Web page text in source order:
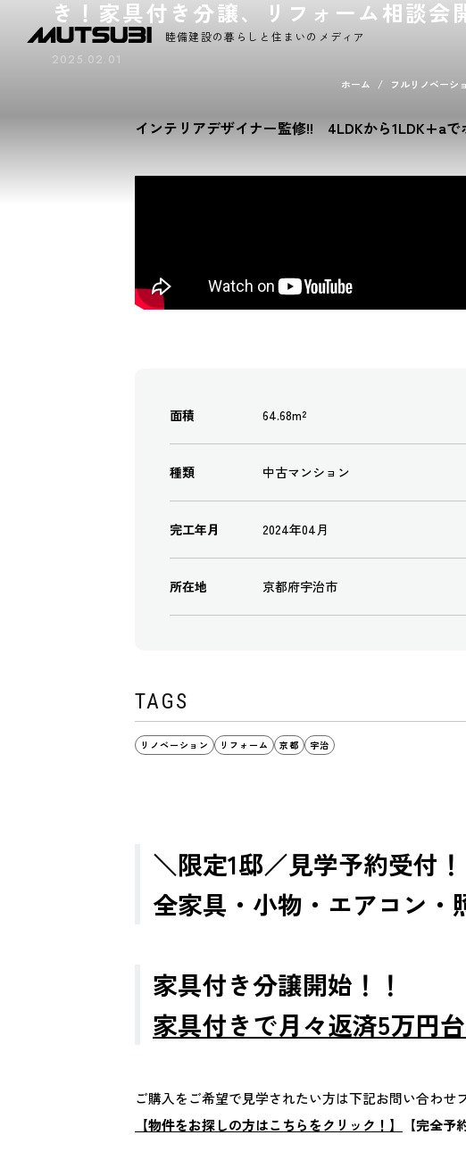
睦備建設の暮らしと住まいのメディア
ホーム フルリノベーシ
き！家具付き分譲、リフォーム相談会
2025.02.01
インテリアデザイナー監修!! 4LDKから1LDK+aで
面積 64.68m²
種類 中古マンション
完工年月 2024年04月
所在地 京都府宇治市
TAGS
リノベーション リフォーム 京都 宇治
＼限定1邸／見学予約受付！
全家具・小物・エアコン・
家具付き分譲開始！！
家具付きで月々返済5万円
ご購入をご希望で見学されたい方は下記お問い合わせ
【物件をお探しの方はこちらをクリック！】
【完全予